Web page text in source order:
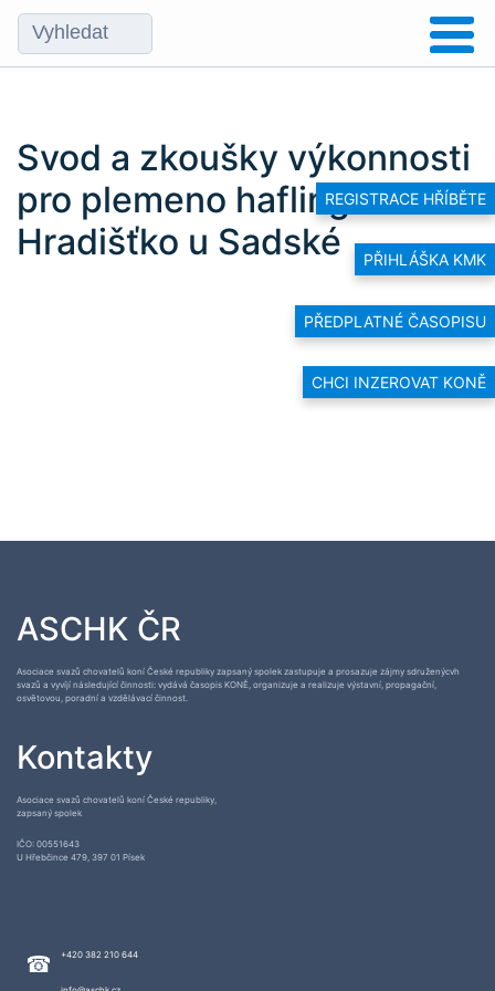
REGISTRACE HŘÍBĚTE
PŘIHLÁŠKA KMK
PŘEDPLATNÉ ČASOPISU
CHCI INZEROVAT KONĚ
Svod a zkoušky výkonnosti
pro plemeno hafling –
Hradišťko u Sadské
ASCHK ČR
Asociace svazů chovatelů koní České republiky zapsaný spolek zastupuje a prosazuje zájmy sdruženýcvh
svazů a vyvíjí následující činnosti: vydává časopis KONĚ, organizuje a realizuje výstavní, propagační,
osvětovou, poradní a vzdělávací činnost.
Kontakty
Asociace svazů chovatelů koní České republiky,
zapsaný spolek
IČO: 00551643
U Hřebčince 479, 397 01 Písek
+420 382 210 644